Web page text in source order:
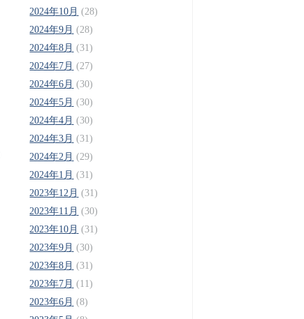
2024年10月 (28)
2024年9月 (28)
2024年8月 (31)
2024年7月 (27)
2024年6月 (30)
2024年5月 (30)
2024年4月 (30)
2024年3月 (31)
2024年2月 (29)
2024年1月 (31)
2023年12月 (31)
2023年11月 (30)
2023年10月 (31)
2023年9月 (30)
2023年8月 (31)
2023年7月 (11)
2023年6月 (8)